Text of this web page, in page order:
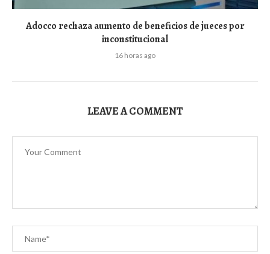
Adocco rechaza aumento de beneficios de jueces por
inconstitucional
16 horas ago
LEAVE A COMMENT